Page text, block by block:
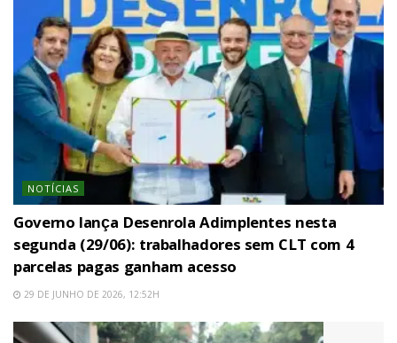
NOTÍCIAS
Governo lança Desenrola Adimplentes nesta
segunda (29/06): trabalhadores sem CLT com 4
parcelas pagas ganham acesso
29 DE JUNHO DE 2026, 12:52H